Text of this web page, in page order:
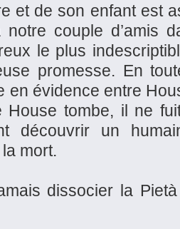
et de son enfant est
couple d’amis
le plus
promesse. En
en évidence entre
House tombe, il ne
découvrir un
mort.
dissocier la